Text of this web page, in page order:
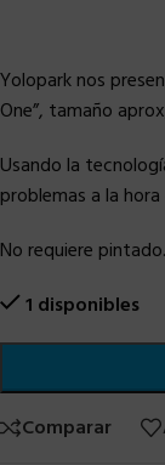
Yolopark nos
One”, tamaño
Usando la
problemas a la
No requiere pintado.
1 disponibles
Comparar